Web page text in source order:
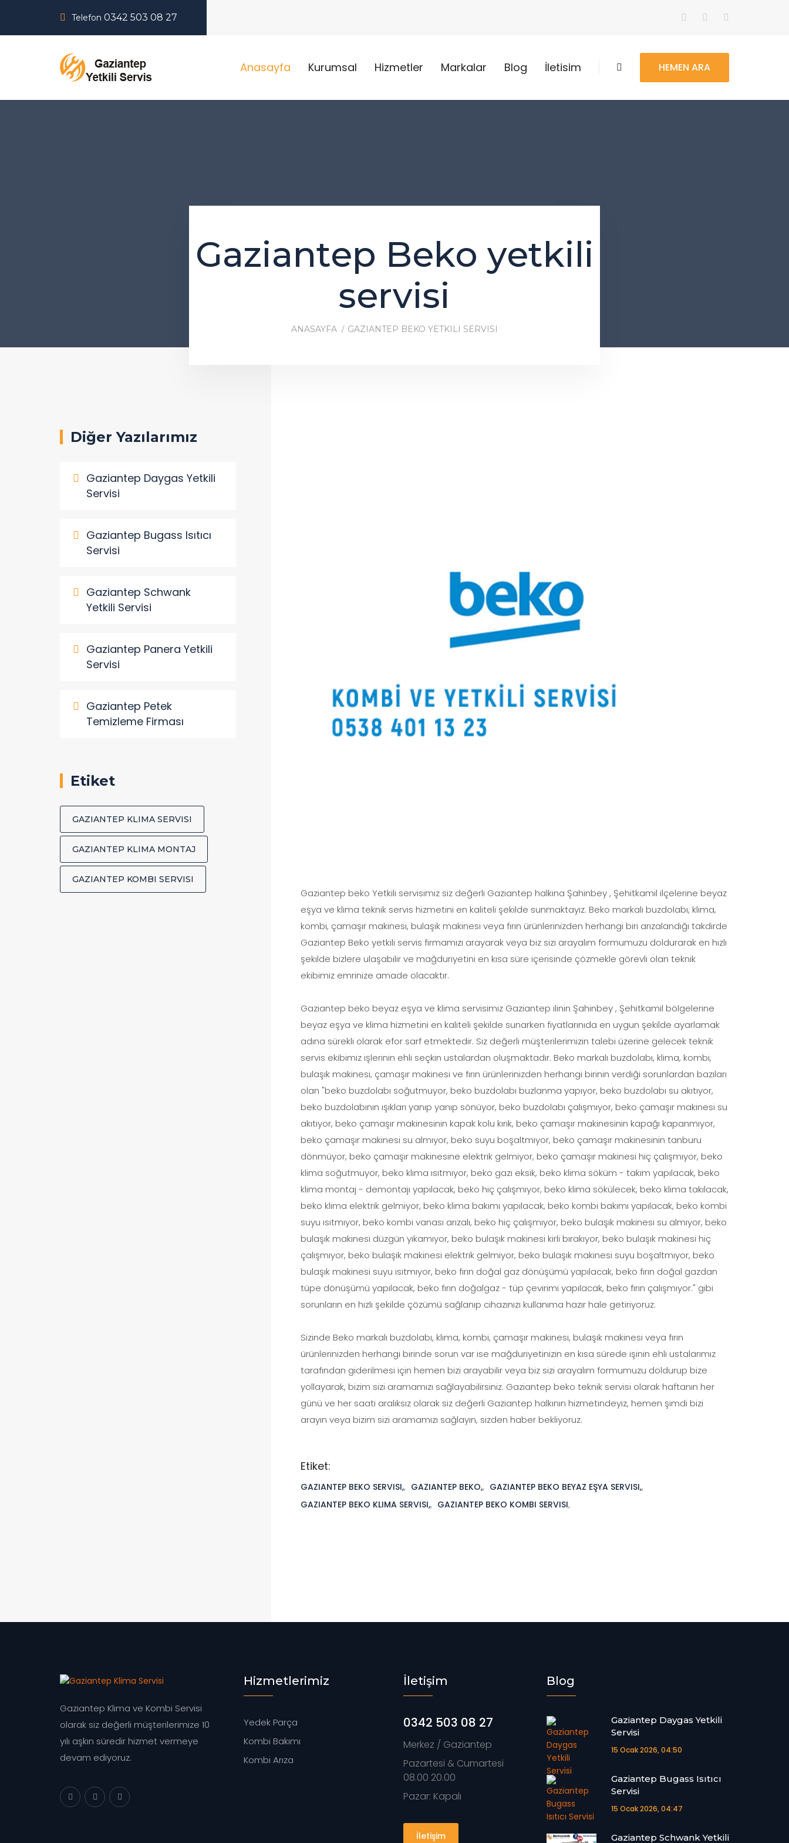
Telefon 0342 503 08 27
Anasayfa Kurumsal Hizmetler Markalar Blog İletisim HEMEN ARA
Gaziantep Beko yetkili
servisi
ANASAYFA GAZIANTEP BEKO YETKILI SERVISI
Gaziantep beko Yetkili servisimiz siz değerli Gaziantep halkına Şahinbey , Şehitkamil ilçelerine beyaz
eşya ve klima teknik servis hizmetini en kaliteli şekilde sunmaktayız. Beko markalı buzdolabı, klima,
kombi, çamaşır makinesi, bulaşık makinesi veya fırın ürünlerinizden herhangi biri arızalandığı takdirde
Gaziantep Beko yetkili servis firmamızı arayarak veya biz sizi arayalım formumuzu doldurarak en hızlı
şekilde bizlere ulaşabilir ve mağduriyetini en kısa süre içerisinde çözmekle görevli olan teknik
ekibimiz emrinize amade olacaktır.
Gaziantep beko beyaz eşya ve klima servisimiz Gaziantep ilinin Şahinbey , Şehitkamil bölgelerine
beyaz eşya ve klima hizmetini en kaliteli şekilde sunarken fiyatlarınıda en uygun şekilde ayarlamak
adına sürekli olarak efor sarf etmektedir. Siz değerli müşterilerimizin talebi üzerine gelecek teknik
servis ekibimiz işlerinin ehli seçkin ustalardan oluşmaktadır. Beko markalı buzdolabı, klima, kombi,
bulaşık makinesi, çamaşır makinesi ve fırın ürünlerinizden herhangi birinin verdiği sorunlardan bazıları
olan "beko buzdolabı soğutmuyor, beko buzdolabı buzlanma yapıyor, beko buzdolabı su akıtıyor,
beko buzdolabının ışıkları yanıp yanıp sönüyor, beko buzdolabı çalışmıyor, beko çamaşır makinesi su
akıtıyor, beko çamaşır makinesinin kapak kolu kırık, beko çamaşır makinesinin kapağı kapanmıyor,
beko çamaşır makinesi su almıyor, beko suyu boşaltmıyor, beko çamaşır makinesinin tanburu
dönmüyor, beko çamaşır makinesine elektrik gelmiyor, beko çamaşır makinesi hiç çalışmıyor, beko
klima soğutmuyor, beko klima ısıtmıyor, beko gazı eksik, beko klima söküm - takım yapılacak, beko
klima montaj - demontajı yapılacak, beko hiç çalışmıyor, beko klima sökülecek, beko klima takılacak,
beko klima elektrik gelmiyor, beko klima bakımı yapılacak, beko kombi bakımı yapılacak, beko kombi
suyu ısıtmıyor, beko kombi vanası arızalı, beko hiç çalışmıyor, beko bulaşık makinesi su almıyor, beko
bulaşık makinesi düzgün yıkamıyor, beko bulaşık makinesi kirli bırakıyor, beko bulaşık makinesi hiç
çalışmıyor, beko bulaşık makinesi elektrik gelmiyor, beko bulaşık makinesi suyu boşaltmıyor, beko
bulaşık makinesi suyu ısıtmıyor, beko fırın doğal gaz dönüşümü yapılacak, beko fırın doğal gazdan
tüpe dönüşümü yapılacak, beko fırın doğalgaz - tüp çevirimi yapılacak, beko fırın çalışmıyor." gibi
sorunların en hızlı şekilde çözümü sağlanıp cihazınızı kullanıma hazır hale getiriyoruz.
Sizinde Beko markalı buzdolabı, klima, kombi, çamaşır makinesi, bulaşık makinesi veya fırın
ürünlerinizden herhangi birinde sorun var ise mağduriyetinizin en kısa sürede işinin ehli ustalarımız
tarafından giderilmesi için hemen bizi arayabilir veya biz sizi arayalım formumuzu doldurup bize
yollayarak, bizim sizi aramamızı sağlayabilirsiniz. Gaziantep beko teknik servisi olarak haftanın her
günü ve her saati aralıksız olarak siz değerli Gaziantep halkının hizmetindeyiz, hemen şimdi bizi
arayın veya bizim sizi aramamızı sağlayın, sizden haber bekliyoruz.
Etiket:
GAZIANTEP BEKO SERVISI,, GAZIANTEP BEKO,, GAZIANTEP BEKO BEYAZ EŞYA SERVISI,,
GAZIANTEP BEKO KLIMA SERVISI,, GAZIANTEP BEKO KOMBI SERVISI,
Diğer Yazılarımız
Gaziantep Daygas Yetkili
Servisi
Gaziantep Bugass Isıtıcı
Servisi
Gaziantep Schwank
Yetkili Servisi
Gaziantep Panera Yetkili
Servisi
Gaziantep Petek
Temizleme Firması
Etiket
GAZIANTEP KLIMA SERVISI
GAZIANTEP KLIMA MONTAJ
GAZIANTEP KOMBI SERVISI
Gaziantep Klima ve Kombi Servisi
olarak siz değerli müşterilerimize 10
yılı aşkın süredir hizmet vermeye
devam ediyoruz.
Hizmetlerimiz
Yedek Parça
Kombi Bakımı
Kombi Arıza
İletişim
0342 503 08 27
Merkez / Gaziantep
Pazartesi & Cumartesi
08.00 20.00
Pazar: Kapalı
İletişim
Blog
Gaziantep Daygas Yetkili
Servisi
15 Ocak 2026, 04:50
Gaziantep Bugass Isıtıcı
Servisi
15 Ocak 2026, 04:47
Gaziantep Schwank Yetkili